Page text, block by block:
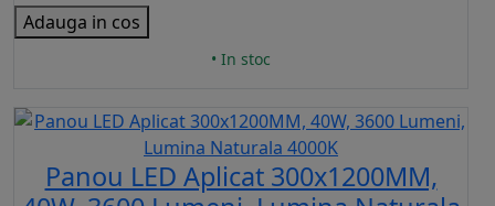
Adauga in cos
• In stoc
Panou LED Aplicat 300x1200MM,